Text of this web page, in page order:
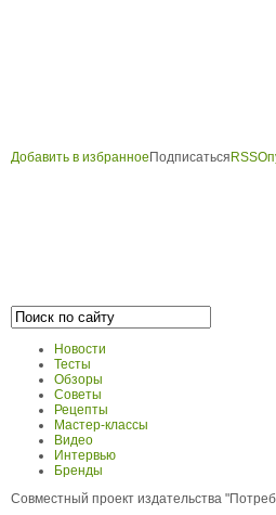
Добавить в избранное Подписаться RSS
Новости
Тесты
Обзоры
Советы
Рецепты
Мастер-классы
Видео
Интервью
Бренды
Совместный проект издательства